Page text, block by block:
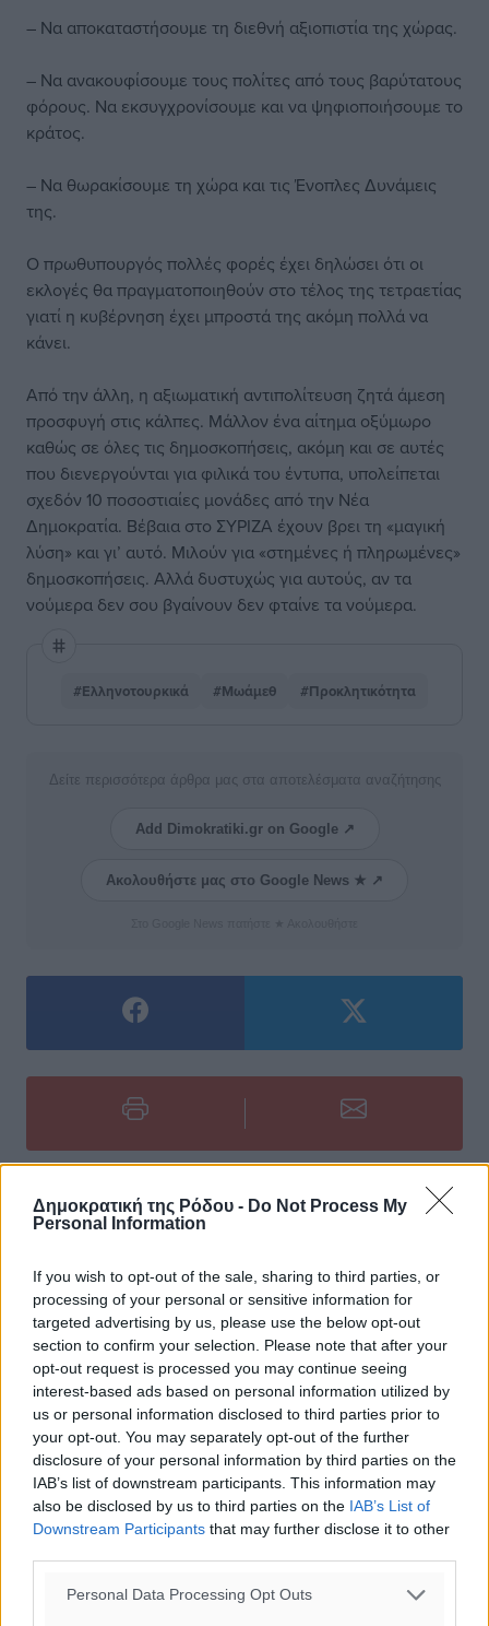
Δημοκρατική της Ρόδου - Do Not Process My
Personal Information
If you wish to opt-out of the sale, sharing to third parties, or
processing of your personal or sensitive information for
targeted advertising by us, please use the below opt-out
section to confirm your selection. Please note that after your
opt-out request is processed you may continue seeing
interest-based ads based on personal information utilized by
us or personal information disclosed to third parties prior to
your opt-out. You may separately opt-out of the further
disclosure of your personal information by third parties on the
IAB’s list of downstream participants. This information may
also be disclosed by us to third parties on the IAB’s List of
Downstream Participants that may further disclose it to other
Personal Data Processing Opt Outs
– Να αποκαταστήσουμε τη διεθνή αξιοπιστία της χώρας.
– Να ανακουφίσουμε τους πολίτες από τους βαρύτατους
φόρους. Να εκσυγχρονίσουμε και να ψηφιοποιήσουμε το
κράτος.
– Να θωρακίσουμε τη χώρα και τις Ένοπλες Δυνάμεις
της.
Ο πρωθυπουργός πολλές φορές έχει δηλώσει ότι οι
εκλογές θα πραγματοποιηθούν στο τέλος της τετραετίας
γιατί η κυβέρνηση έχει μπροστά της ακόμη πολλά να
κάνει.
Από την άλλη, η αξιωματική αντιπολίτευση ζητά άμεση
προσφυγή στις κάλπες. Μάλλον ένα αίτημα οξύμωρο
καθώς σε όλες τις δημοσκοπήσεις, ακόμη και σε αυτές
που διενεργούνται για φιλικά του έντυπα, υπολείπεται
σχεδόν 10 ποσοστιαίες μονάδες από την Νέα
Δημοκρατία. Βέβαια στο ΣΥΡΙΖΑ έχουν βρει τη «μαγική
λύση» και γι’ αυτό. Μιλούν για «στημένες ή πληρωμένες»
δημοσκοπήσεις. Αλλά δυστυχώς για αυτούς, αν τα
νούμερα δεν σου βγαίνουν δεν φταίνε τα νούμερα.
#Ελληνοτουρκικά #Μωάμεθ #Προκλητικότητα
Δείτε περισσότερα άρθρα μας στα αποτελέσματα αναζήτησης
Add Dimokratiki.gr on Google ↗
Ακολουθήστε μας στο Google News ★ ↗
0
ΣΧΕΤΙΚΆ
Μανώλης Κεφαλογιάννης: «Η Νέα Δημοκρατία θα
διεκδικήσει την ανανέωση της λαϊκής εντολής στις
επερχόμενες εκλογές»
Μανώλης Κεφαλογιάννης: «Η Ευρώπη είναι μια τεράστια
δύναμη που δυστυχώς υποβαθμίζεται γεωπολιτικά»